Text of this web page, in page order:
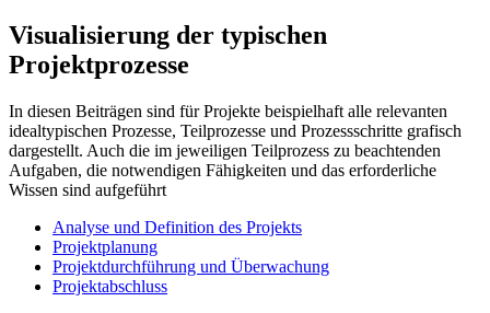
Visualisierung der typischen
Projektprozesse
In diesen Beiträgen sind für Projekte beispielhaft alle relevanten
idealtypischen Prozesse, Teilprozesse und Prozessschritte grafisch
dargestellt. Auch die im jeweiligen Teilprozess zu beachtenden
Aufgaben, die notwendigen Fähigkeiten und das erforderliche
Wissen sind aufgeführt
Analyse und Definition des Projekts
Projektplanung
Projektdurchführung und Überwachung
Projektabschluss